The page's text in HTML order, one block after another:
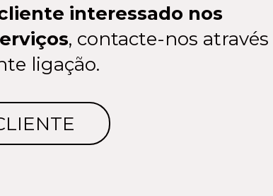
interessado nos
, contacte-nos através
ligação.